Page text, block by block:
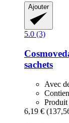
Ajouter
5.0 (3)
sachets
Avec
Produit
6,19 €